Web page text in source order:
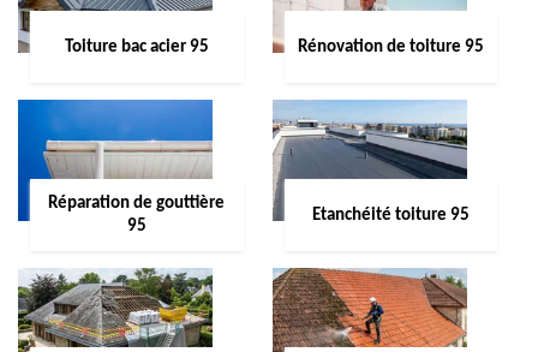
Toiture bac acier 95 Rénovation de toiture 95
Réparation de gouttière
95
Etanchéité toiture 95